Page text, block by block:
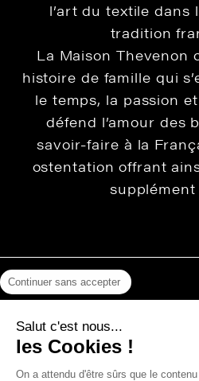
l’art du textile dans
tradition
La Maison Thevenon
histoire de famille qui
le temps, la passion
défend l’amour des
savoir-faire à la
ostentation offrant
supplément
Protection des
Photos, Vidéos
Continuer sans accepter
Salut c'est nous...
les Cookies !
On a attendu d'être sûrs que le